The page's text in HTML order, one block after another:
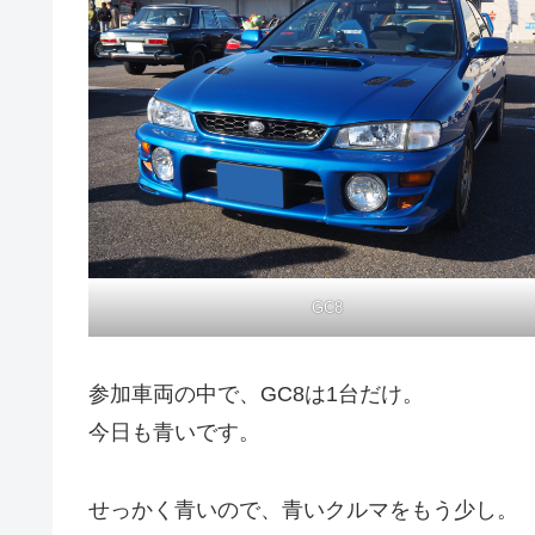
GC8
参加車両の中で、GC8は1台だけ。
今日も青いです。
せっかく青いので、青いクルマをもう少し。